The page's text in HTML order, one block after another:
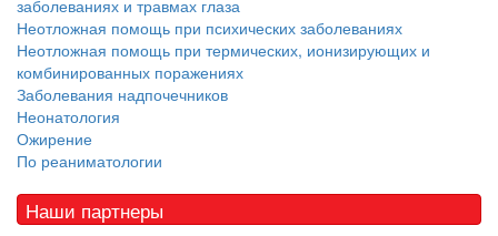
заболеваниях и травмах глаза
Неотложная помощь при психических заболеваниях
Неотложная помощь при термических, ионизирующих и
комбинированных поражениях
Заболевания надпочечников
Неонатология
Ожирение
По реаниматологии
Наши партнеры